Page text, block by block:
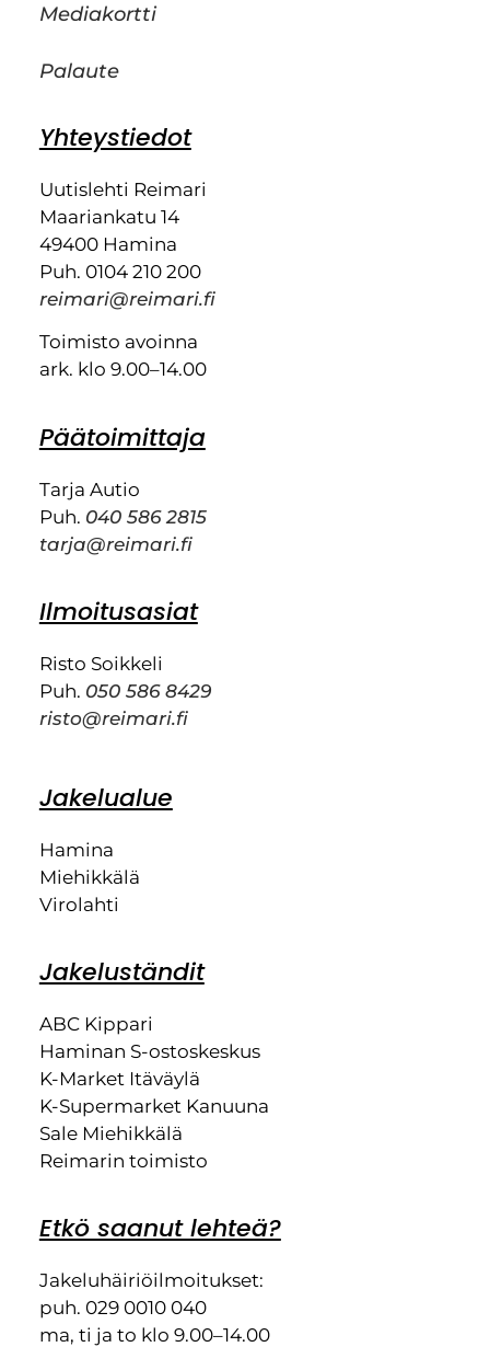
Mediakortti
Palaute
Yhteystiedot
Uutislehti Reimari
Maariankatu 14
49400 Hamina
Puh. 0104 210 200
reimari@reimari.fi
Toimisto avoinna
ark. klo 9.00–14.00
Päätoimittaja
Tarja Autio
Puh. 040 586 2815
tarja@reimari.fi
Ilmoitusasiat
Risto Soikkeli
Puh. 050 586 8429
risto@reimari.fi
Jakelualue
Hamina
Miehikkälä
Virolahti
Jakeluständit
ABC Kippari
Haminan S-ostoskeskus
K-Market Itäväylä
K-Supermarket Kanuuna
Sale Miehikkälä
Reimarin toimisto
Etkö saanut lehteä?
Jakeluhäiriöilmoitukset:
puh. 029 0010 040
ma, ti ja to klo 9.00–14.00